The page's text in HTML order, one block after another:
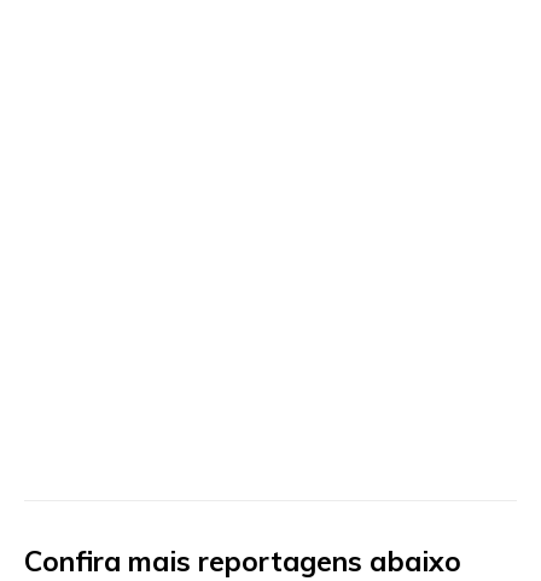
Confira mais reportagens abaixo